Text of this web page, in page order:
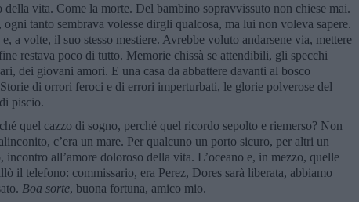
della vita. Come la morte. Del bambino sopravvissuto non chiese mai.
tanto sembrava volesse dirgli qualcosa, ma lui non voleva sapere.
a volte, il suo stesso mestiere. Avrebbe voluto andarsene via, mettere
restava poco di tutto. Memorie chissà se attendibili, gli specchi
dei giovani amori. E una casa da abbattere davanti al bosco
di orrori feroci e di errori imperturbati, le glorie polverose del
piscio.
quel cazzo di sogno, perché quel ricordo sepolto e riemerso? Non
c’era un mare. Per qualcuno un porto sicuro, per altri un
incontro all’amore doloroso della vita. L’oceano e, in mezzo, quelle
il telefono: commissario, era Perez, Dores sarà liberata, abbiamo
Boa sorte, buona fortuna, amico mio.